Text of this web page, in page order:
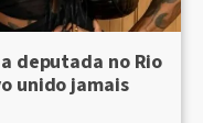
deputada no Rio
unido jamais